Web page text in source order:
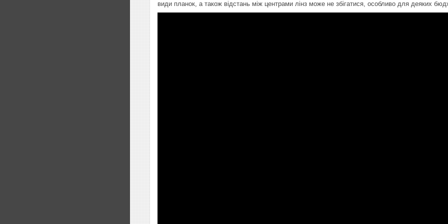
види планок, а також відстань між центрами лінз може не збігатися, особливо для деяких